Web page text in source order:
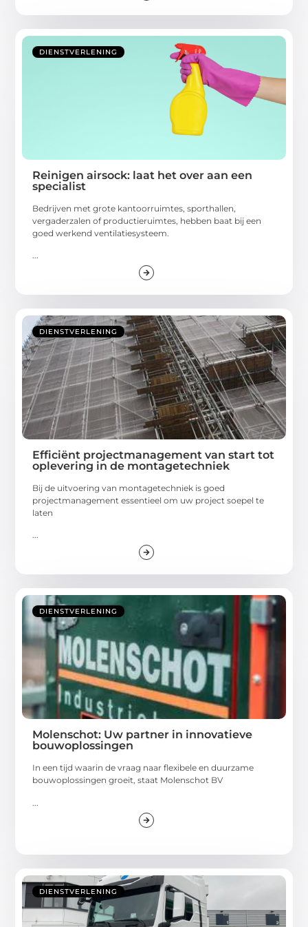
DIENSTVERLENING
Reinigen airsock: laat het over aan een
specialist
Bedrijven met grote kantoorruimtes, sporthallen,
vergaderzalen of productieruimtes, hebben baat bij een
goed werkend ventilatiesysteem.
...
DIENSTVERLENING
Efficiënt projectmanagement van start tot
oplevering in de montagetechniek
Bij de uitvoering van montagetechniek is goed
projectmanagement essentieel om uw project soepel te
laten
...
DIENSTVERLENING
Molenschot: Uw partner in innovatieve
bouwoplossingen
In een tijd waarin de vraag naar flexibele en duurzame
bouwoplossingen groeit, staat Molenschot BV
DIENSTVERLENING